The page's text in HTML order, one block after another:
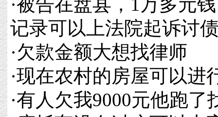
记录可以上法院起诉讨
·欠款金额大想找律师
·现在农村的房屋可以进
·有人欠我9000元他跑了